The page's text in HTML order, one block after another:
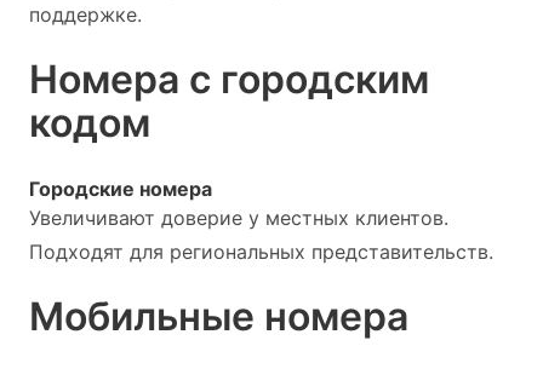
поддержке.
Номера с городским
кодом
Городские номера
Увеличивают доверие у местных клиентов.
Подходят для региональных представительств.
Мобильные номера